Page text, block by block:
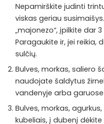
Nepamirškite judinti
viskas geriau
„majonezo“, įpilkite dar
Paragaukite ir, jei reikia,
sulčių.
Bulves, morkas, saliero
naudojate šaldytus
vandenyje arba garuose.
Bulves, morkas,
kubeliais, į dubenį